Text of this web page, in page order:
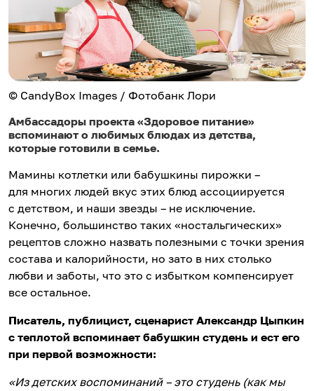
© CandyBox Images / Фотобанк Лори
Амбассадоры проекта «Здоровое питание»
вспоминают о любимых блюдах из детства,
которые готовили в семье.
Мамины котлетки или бабушкины пирожки –
для многих людей вкус этих блюд ассоциируется
с детством, и наши звезды – не исключение.
Конечно, большинство таких «ностальгических»
рецептов сложно назвать полезными с точки зрения
состава и калорийности, но зато в них столько
любви и заботы, что это с избытком компенсирует
все остальное.
Писатель, публицист, сценарист Александр Цыпкин
с теплотой вспоминает бабушкин студень и ест его
при первой возможности:
«Из детских воспоминаний – это студень (как мы